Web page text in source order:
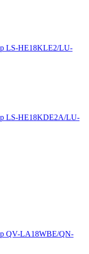
LS-HE18KLE2/LU-
LS-HE18KDE2A/LU-
QV-LA18WBE/QN-